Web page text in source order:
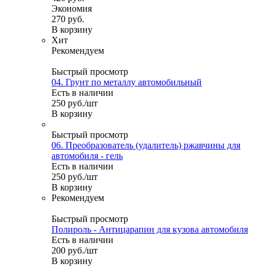
Экономия
270 руб.
В корзину
Хит
Рекомендуем
Быстрый просмотр
04. Грунт по металлу автомобильный
Есть в наличии
250 руб./шт
В корзину
Быстрый просмотр
06. Преобразователь (удалитель) ржавчины для
автомобиля - гель
Есть в наличии
250 руб./шт
В корзину
Рекомендуем
Быстрый просмотр
Полироль - Антицарапин для кузова автомобиля
Есть в наличии
200 руб./шт
В корзину